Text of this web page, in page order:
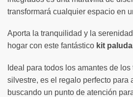
transformará cualquier espacio en
Aporta la tranquilidad y la
hogar con este fantástico kit
Ideal para todos los amantes de
silvestre, es el regalo perfecto para
buscando un punto de atención